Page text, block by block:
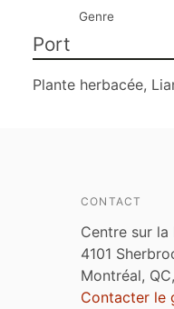
Genre
Port
Plante herbacée,
CONTACT
Centre sur
4101
Montréal,
Contacter le